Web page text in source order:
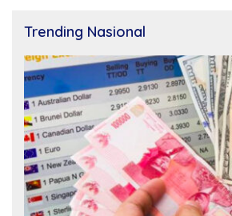
Trending Nasional